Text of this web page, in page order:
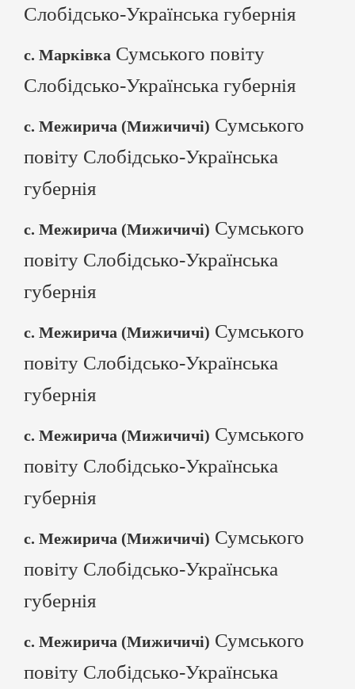
Слобідсько-Українська губернія
с. Марківка Сумського повіту
Слобідсько-Українська губернія
с. Межирича (Мижичичі) Сумського
повіту Слобідсько-Українська
губернія
с. Межирича (Мижичичі) Сумського
повіту Слобідсько-Українська
губернія
с. Межирича (Мижичичі) Сумського
повіту Слобідсько-Українська
губернія
с. Межирича (Мижичичі) Сумського
повіту Слобідсько-Українська
губернія
с. Межирича (Мижичичі) Сумського
повіту Слобідсько-Українська
губернія
с. Межирича (Мижичичі) Сумського
повіту Слобідсько-Українська